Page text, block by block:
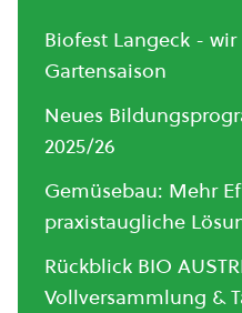
Biofest Langeck -
Gartensaison
Neues
2025/26
Gemüsebau: Mehr
praxistaugliche
Rückblick BIO
Vollversammlung &